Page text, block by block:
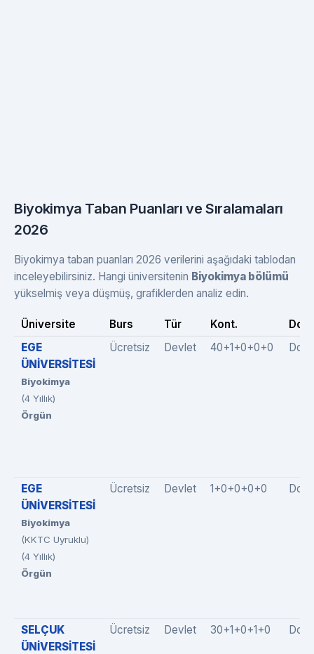
Biyokimya Taban Puanları ve Sıralamaları
2026
Biyokimya taban puanları 2026 verilerini aşağıdaki tablodan
inceleyebilirsiniz. Hangi üniversitenin Biyokimya bölümü
yükselmiş veya düşmüş, grafiklerden analiz edin.
Üniversite Burs Tür Kont.
EGE
ÜNİVERSİTESİ
Biyokimya
(4 Yıllık)
Örgün
Ücretsiz Devlet 40+1+0+0+0
EGE
ÜNİVERSİTESİ
Biyokimya
(KKTC Uyruklu)
(4 Yıllık)
Örgün
Ücretsiz Devlet 1+0+0+0+0
SELÇUK
ÜNİVERSİTESİ
Ücretsiz Devlet 30+1+0+1+0